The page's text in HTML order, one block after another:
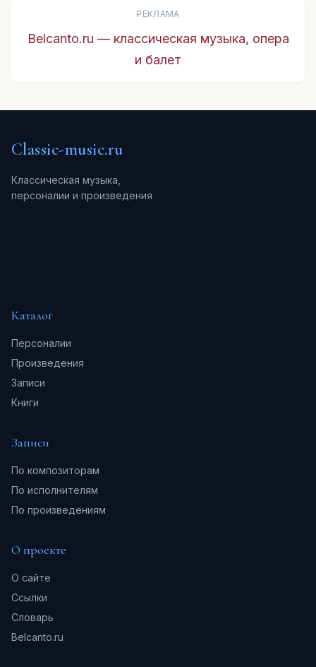
РЕКЛАМА
Belcanto.ru — классическая музыка, опера
и балет
Classic-music.ru
Классическая музыка,
персоналии и произведения
Каталог
Персоналии
Произведения
Записи
Книги
Записи
По композиторам
По исполнителям
По произведениям
О проекте
О сайте
Ссылки
Словарь
Belcanto.ru